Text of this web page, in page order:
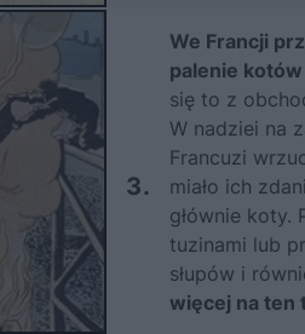
3.
We Francji
palenie
się to z
W nadziei na
Francuzi
miało ich
głównie koty.
tuzinami lub
słupów i
więcej na ten